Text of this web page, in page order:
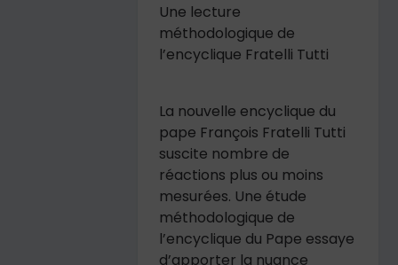
Une lecture
méthodologique de
l’encyclique Fratelli Tutti
La nouvelle encyclique du
pape François Fratelli Tutti
suscite nombre de
réactions plus ou moins
mesurées. Une étude
méthodologique de
l’encyclique du Pape essaye
d’apporter la nuance